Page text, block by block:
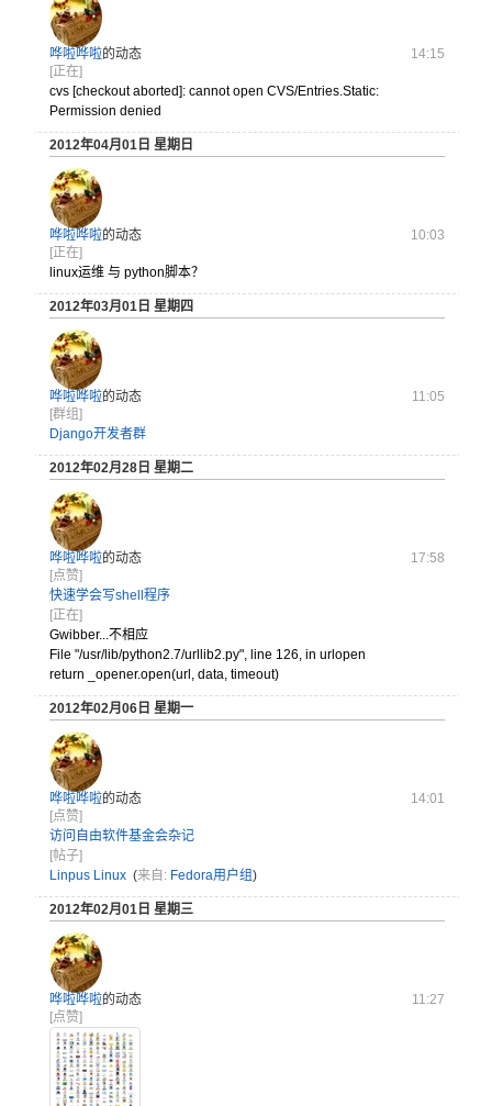
哗啦哗啦的动态
14:15
[正在]
cvs [checkout aborted]: cannot open CVS/Entries.Static:
Permission denied
2012年04月01日 星期日
哗啦哗啦的动态
10:03
[正在]
linux运维 与 python脚本？
2012年03月01日 星期四
哗啦哗啦的动态
11:05
[群组]
Django开发者群
2012年02月28日 星期二
哗啦哗啦的动态
17:58
[点赞]
快速学会写shell程序
[正在]
Gwibber...不相应
File "/usr/lib/python2.7/urllib2.py", line 126, in urlopen
return _opener.open(url, data, timeout)
2012年02月06日 星期一
哗啦哗啦的动态
14:01
[点赞]
访问自由软件基金会杂记
[帖子]
Linpus Linux (来自: Fedora用户组)
2012年02月01日 星期三
哗啦哗啦的动态
11:27
[点赞]